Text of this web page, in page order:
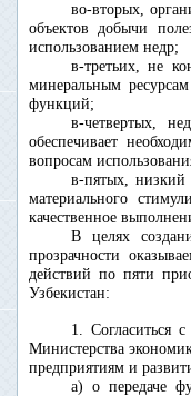
во-вторых,
объектов добычи
использованием недр;
в-третьих, не
минеральным
функций;
в-четвертых,
обеспечивает
вопросам
в-пятых, низкий
материального
качественное
В целях
прозрачности
действий по пяти
Узбекистан:
1. Согласиться
Министерства
предприятиям и
а) о передаче